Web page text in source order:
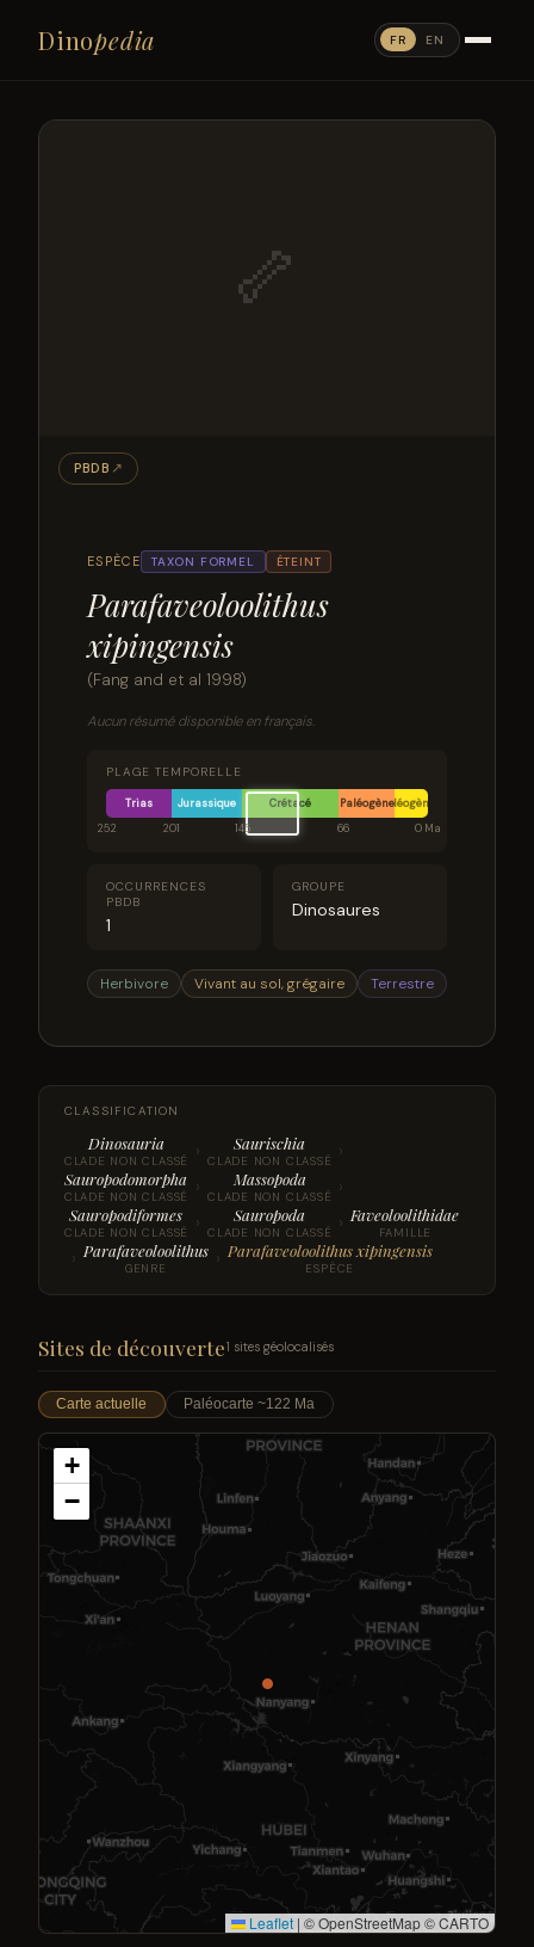
Dinopedia FR EN
ESPÈCE TAXON FORMEL ÉTEINT
Parafaveoloolithus
xipingensis
(Fang and et al 1998)
Aucun résumé disponible en français.
PLAGE TEMPORELLE
Trias Jurassique Crétacé PaléogèneNéogène
252
201 145 66 0 Ma
OCCURRENCES
PBDB
1
GROUPE
Dinosaures
Herbivore Vivant au sol, grégaire Terrestre
🦴
PBDB ↗
CLASSIFICATION
Dinosauria
CLADE NON CLASSÉ › Saurischia
CLADE NON CLASSÉ ›
Sauropodomorpha
CLADE NON CLASSÉ › Massopoda
CLADE NON CLASSÉ ›
Sauropodiformes
CLADE NON CLASSÉ › Sauropoda
CLADE NON CLASSÉ › Faveoloolithidae
FAMILLE
› Parafaveoloolithus
GENRE › Parafaveoloolithus xipingensis
ESPÈCE
Sites de découverte1 sites géolocalisés
Carte actuelle Paléocarte ~122 Ma
+
−
Leaflet | © OpenStreetMap © CARTO